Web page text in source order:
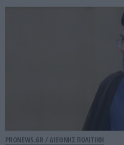
PRONEWS.GR / ΔΙΕΘΝΗΣ ΠΟΛΙΤΙΚΗ